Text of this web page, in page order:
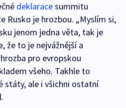
deklaracesummitu
Rusko je hrozbou. „Myslím si,
jenom jedna věta, tak je
že to je nejvážnější a
pro evropskou
všeho. Takhle to
státy, ale i všichni ostatní